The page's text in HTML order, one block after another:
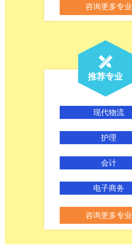
咨询更多专业
推荐专业
现代物流
护理
会计
电子商务
咨询更多专业